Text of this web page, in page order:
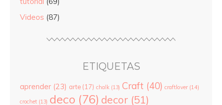
Videos (87)
ETIQUETAS
aprender (23) arte (17) chalk (13) Craft (40) craftlover (14)
crochet (13) deco (76) decor (51)